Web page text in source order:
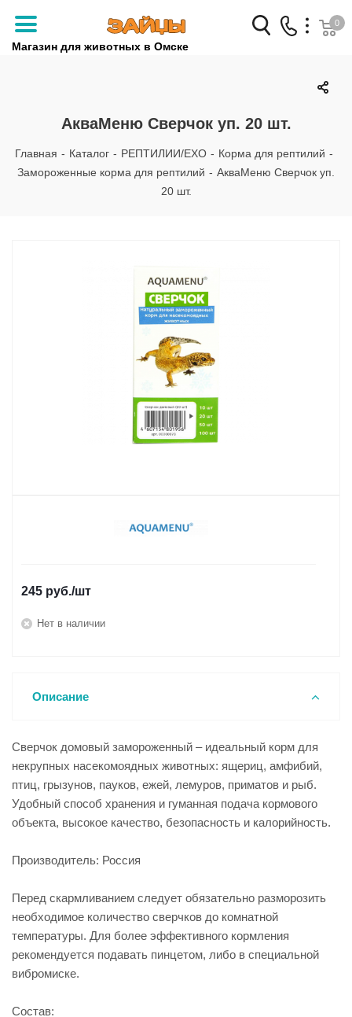
Магазин для животных в Омске
Заказать звонок
+7 (3812) 79-04-04
+7 (950) 959-88-32
0
АкваМеню Сверчок уп. 20 шт.
Главная - Каталог - РЕПТИЛИИ/EXO - Корма для рептилий -
Замороженные корма для рептилий - АкваМеню Сверчок уп.
20 шт.
245 руб./шт
Нет в наличии
Описание
Сверчок домовый замороженный – идеальный корм для
некрупных насекомоядных животных: ящериц, амфибий,
птиц, грызунов, пауков, ежей, лемуров, приматов и рыб.
Удобный способ хранения и гуманная подача кормового
объекта, высокое качество, безопасность и калорийность.
Производитель: Россия
Перед скармливанием следует обязательно разморозить
необходимое количество сверчков до комнатной
температуры. Для более эффективного кормления
рекомендуется подавать пинцетом, либо в специальной
вибромиске.
Состав: